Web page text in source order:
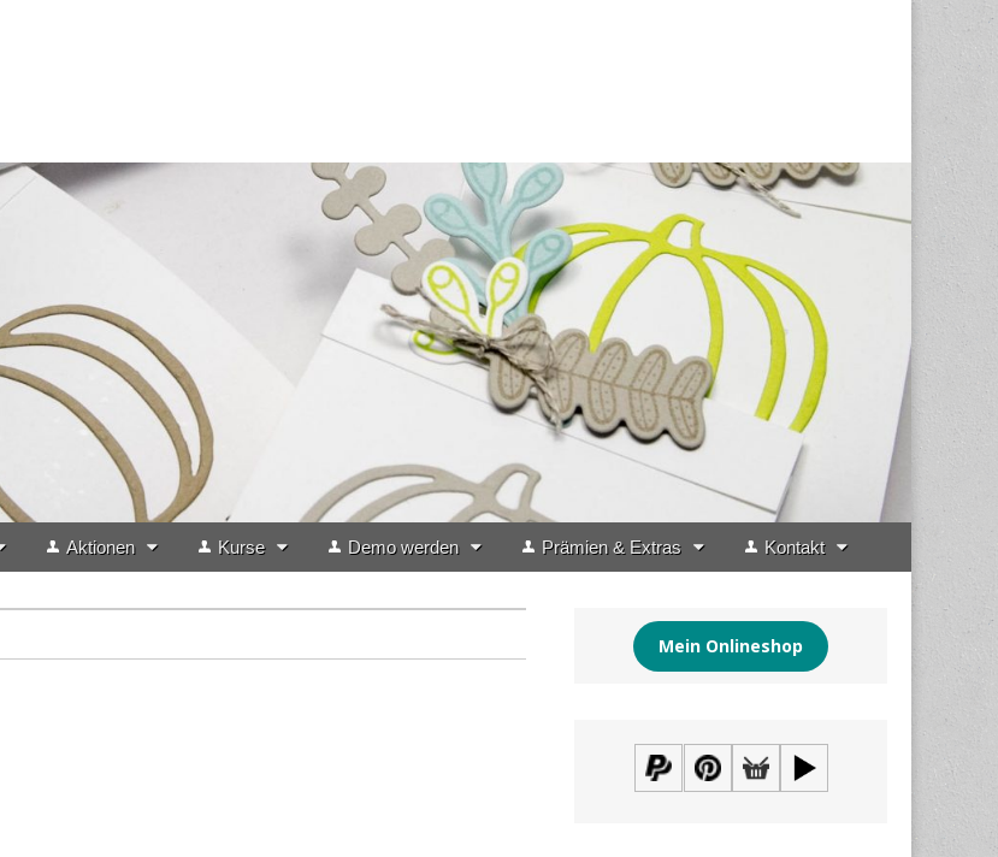
Aktionen Kurse Demo werden Prämien & Extras Kontakt
Mein Onlineshop